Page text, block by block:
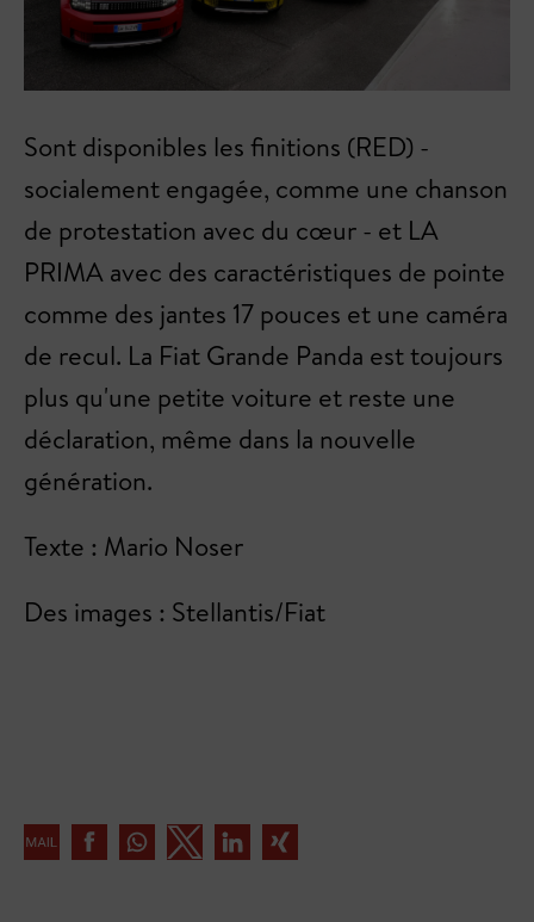
Sont disponibles les finitions (RED) -
socialement engagée, comme une chanson
de protestation avec du cœur - et LA
PRIMA avec des caractéristiques de pointe
comme des jantes 17 pouces et une caméra
de recul. La Fiat Grande Panda est toujours
plus qu'une petite voiture et reste une
déclaration, même dans la nouvelle
génération.
Texte : Mario Noser
Des images : Stellantis/Fiat